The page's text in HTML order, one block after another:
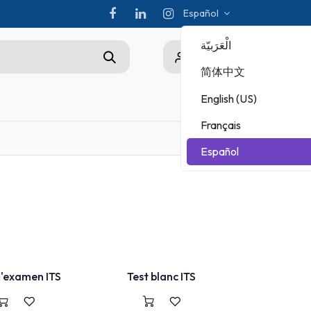
Español
الْعَرَبيّة
简体中文
English (US)
Français
Español
0
ITS TEST BLANC
Test blanc ITS